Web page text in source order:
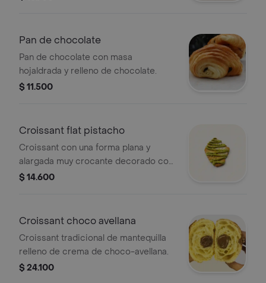
Pan de chocolate
Pan de chocolate con masa
hojaldrada y relleno de chocolate.
$ 11.500
Croissant flat pistacho
Croissant con una forma plana y
alargada muy crocante decorado con
salsa de pistacho y pistacho triturado.
$ 14.600
Croissant choco avellana
Croissant tradicional de mantequilla
relleno de crema de choco-avellana.
$ 24.100